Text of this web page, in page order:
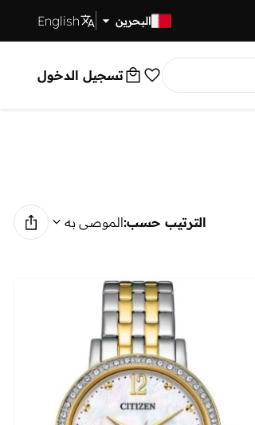
البحرين English
تسجيل الدخول
الترتيب حسب:الموصى به